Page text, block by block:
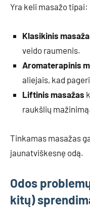
Yra keli masažo tipai:
Klasikinis
veido raumenis.
Aromaterapinis
aliejais, kad
Liftinis masažas
raukšlių
Tinkamas masažas
jaunatviškesnę odą.
Odos
kitų)